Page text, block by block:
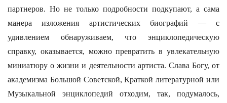
партнеров. Но не только подробности подкупают, а сама
манера изложения артистических биографий — с
удивлением обнаруживаем, что энциклопедическую
справку, оказывается, можно превратить в увлекательную
миниатюру о жизни и деятельности артиста. Слава Богу, от
академизма Большой Советской, Краткой литературной или
Музыкальной энциклопедий отходим, так, подумалось,